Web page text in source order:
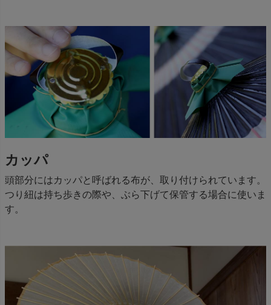
カッパ
頭部分にはカッパと呼ばれる布が、取り付けられています。
つり紐は持ち歩きの際や、ぶら下げて保管する場合に使いま
す。